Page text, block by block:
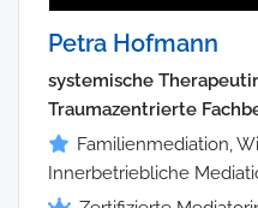
Petra Hofmann
systemische
Traumazentrierte
Familienmediation,
Innerbetriebliche